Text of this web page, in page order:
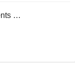
Ventes de Logements Existants